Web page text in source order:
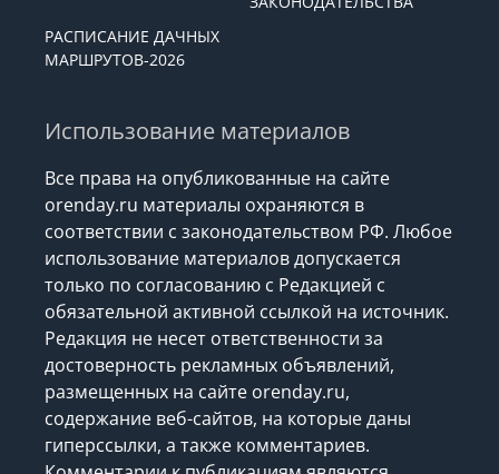
РАСПИСАНИЕ ДАЧНЫХ
МАРШРУТОВ-2026
Использование материалов
Все права на опубликованные на сайте
orenday.ru материалы охраняются в
соответствии с законодательством РФ. Любое
использование материалов допускается
только по согласованию с Редакцией с
обязательной активной ссылкой на источник.
Редакция не несет ответственности за
достоверность рекламных объявлений,
размещенных на сайте orenday.ru,
содержание веб-сайтов, на которые даны
гиперссылки, а также комментариев.